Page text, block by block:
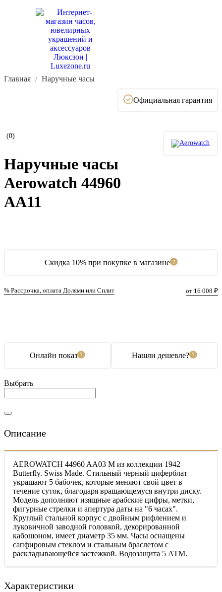
Главная Наручные часы
Официальная гарантия
(0)
Скидка 10% при покупке в магазине
% Рассрочка, оплата Долями или Сплит от 16 008 ₽
Наручные часы
Aerowatch 44960
AA11
Онлайн показ Нашли дешевле?
Выбрать
Описание
AEROWATCH 44960 AA03 M из коллекции 1942
Butterfly. Swiss Made. Стильный черный циферблат
украшают 5 бабочек, которые меняют свой цвет в
течение суток, благодаря вращающемуся внутри диску.
Модель дополняют изящные арабские цифры, метки,
фигурные стрелки и апертура даты на "6 часах".
Круглый стальной корпус с двойным рифлением и
луковичной заводной головкой, декорированной
кабошоном, имеет диаметр 35 мм. Часы оснащены
сапфировым стеклом и стальным браслетом с
раскладывающейся застежкой. Водозащита 5 АТМ.
Характеристики